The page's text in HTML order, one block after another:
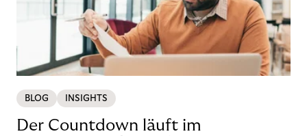
BLOG INSIGHTS
Der Countdown läuft im